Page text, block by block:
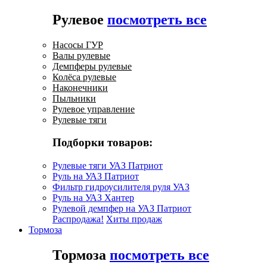
Рулевое посмотреть все
Насосы ГУР
Валы рулевые
Демпферы рулевые
Колёса рулевые
Наконечники
Пыльники
Рулевое управление
Рулевые тяги
Подборки товаров:
Рулевые тяги УАЗ Патриот
Руль на УАЗ Патриот
Фильтр гидроусилителя руля УАЗ
Руль на УАЗ Хантер
Рулевой демпфер на УАЗ Патриот
Распродажа! Хиты продаж
Тормоза
Тормоза посмотреть все